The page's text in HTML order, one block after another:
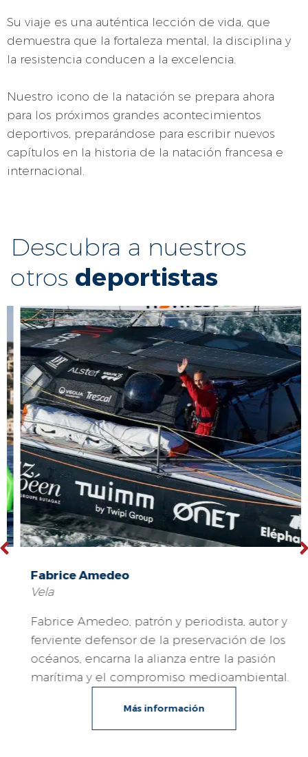
Su viaje es una auténtica lección de vida, que
demuestra que la fortaleza mental, la disciplina y
la resistencia conducen a la excelencia.
Nuestro icono de la natación se prepara ahora
para los próximos grandes acontecimientos
deportivos, preparándose para escribir nuevos
capítulos en la historia de la natación francesa e
internacional.
Descubra a nuestros
otros deportistas
Fabrice Amedeo
Vela
Fabrice Amedeo, patrón y periodista, autor y
ferviente defensor de la preservación de los
océanos, encarna la alianza entre la pasión
marítima y el compromiso medioambiental.
Más información